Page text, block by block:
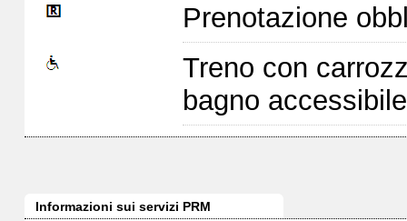
Prenotazione
Treno con
bagno
Informazioni sui servizi PRM